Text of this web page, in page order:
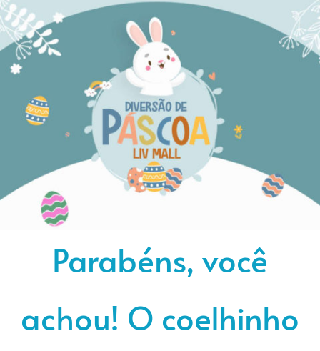
Parabéns, você
achou! O coelhinho